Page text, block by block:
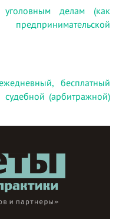
делам (как
бесплатный
(арбитражной)